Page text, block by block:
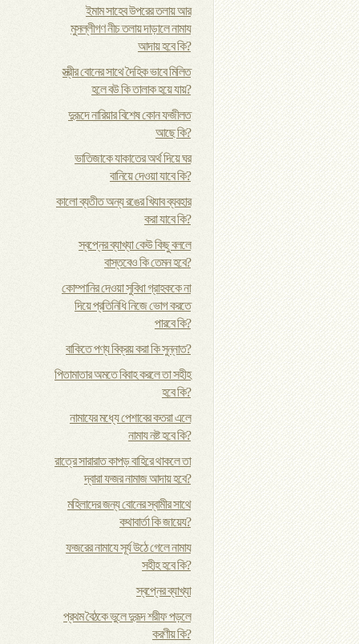
ইমাম সাহেব উপরের তলায় আর
মুসল্লীগণ নীচ তলায় দাড়ালে নামায
আদায় হবে কি?
স্ত্রীর বোনের সাথে দৈহিক ভাবে মিলিত
হলে বউ কি তালাক হয়ে যায়?
দুরূদে নারিয়ার বিশেষ কোন ফজীলত
আছে কি?
ভাতিজাকে যাকাতের অর্থ দিয়ে ঘর
বানিয়ে দেওয়া যাবে কি?
কালো ব্যতীত অন্য রঙের খিযাব ব্যবহার
করা যাবে কি?
স্বপ্নের ব্যাখ্যা কেউ কিছু বললে
বাস্তবেও কি তেমন হবে?
কোম্পানির দেওয়া সুবিধা গ্রাহককে না
দিয়ে প্রতিনিধি নিজে ভোগ করতে
পারবে কি?
বাকিতে পণ্য বিক্রয় করা কি সুন্নাত?
পিতামাতার অমতে বিবাহ করলে তা সহীহ
হবে কি?
নামাযের মধ্যে পেশাবের কতরা এলে
নামায নষ্ট হবে কি?
রাত্রে সারারাত কাপড় বাহিরে থাকলে তা
দ্বারা ফজর নামাজ আদায় হবে?
মহিলাদের জন্য বোনের স্বামীর সাথে
কথাবার্তা কি জায়েয?
ফজরের নামাযে সূর্য উঠে গেলে নামায
সহীহ হবে কি?
স্বপ্নের ব্যাখ্যা
প্রথম বৈঠকে ভুলে দুরূদ শরীফ পড়লে
করণীয় কি?